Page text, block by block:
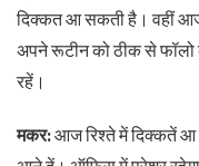
दिक्कत आ सकती है। वहीं
अपने रूटीन को ठीक से फॉलो
रहें।
मकर:आज रिश्ते में दिक्कतें आ